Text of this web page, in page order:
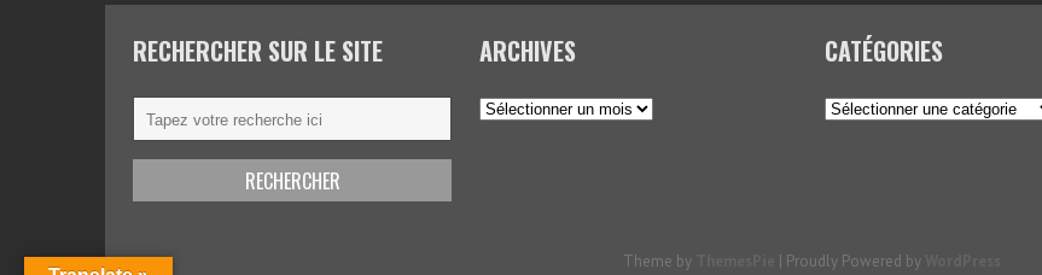
RECHERCHER SUR LE SITE ARCHIVES
Archives
CATÉGORIES
Catégories
Theme by | Proudly Powered by